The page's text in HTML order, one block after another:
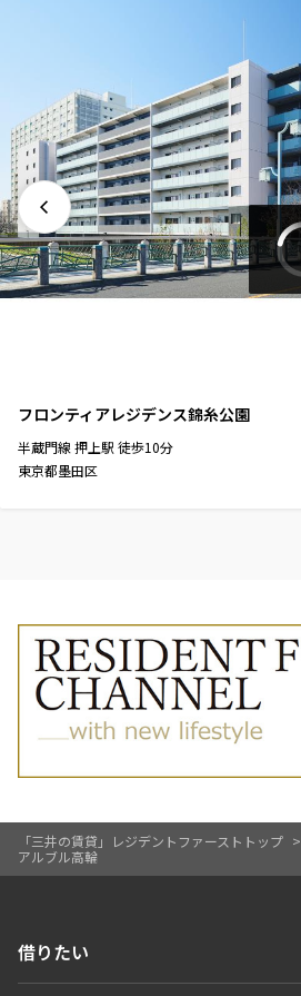
「三井の賃貸」レジデントファーストトップ
アルブル高輪
フロンティアレジデンス錦糸公園
半蔵門線 押上駅 徒歩10分
東京都墨田区
借りたい